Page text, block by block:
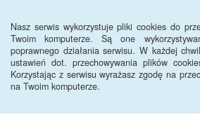
Nasz serwis wykorzystuje pliki cookies do
Twoim komputerze. Są one
poprawnego działania serwisu. W każdej
ustawień dot. przechowywania plików
Korzystając z serwisu wyrażasz zgodę na
na Twoim komputerze.
BIP - Urząd
Wyśmierzyce